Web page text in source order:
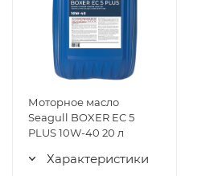
Моторное масло
Seagull BOXER EC 5
PLUS 10W-40 20 л
Характеристики